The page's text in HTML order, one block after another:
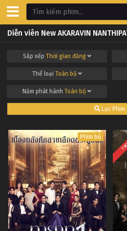
Diễn viên New AKARAVIN
Sắp xếp Thời gian đăng
Thể loại Toàn bộ
Năm phát hành Toàn bộ
Lọc Phim
Phim bộ